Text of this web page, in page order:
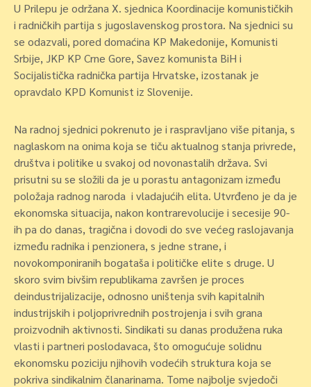
U Prilepu je održana X. sjednica Koordinacije komunističkih
i radničkih partija s jugoslavenskog prostora. Na sjednici su
se odazvali, pored domaćina KP Makedonije, Komunisti
Srbije, JKP KP Crne Gore, Savez komunista BiH i
Socijalistička radnička partija Hrvatske, izostanak je
opravdalo KPD Komunist iz Slovenije.
Na radnoj sjednici pokrenuto je i raspravljano više pitanja, s
naglaskom na onima koja se tiču aktualnog stanja privrede,
društva i politike u svakoj od novonastalih država. Svi
prisutni su se složili da je u porastu antagonizam između
položaja radnog naroda i vladajućih elita. Utvrđeno je da je
ekonomska situacija, nakon kontrarevolucije i secesije 90-
ih pa do danas, tragična i dovodi do sve većeg raslojavanja
između radnika i penzionera, s jedne strane, i
novokomponiranih bogataša i političke elite s druge. U
skoro svim bivšim republikama završen je proces
deindustrijalizacije, odnosno uništenja svih kapitalnih
industrijskih i poljoprivrednih postrojenja i svih grana
proizvodnih aktivnosti. Sindikati su danas produžena ruka
vlasti i partneri poslodavaca, što omogućuje solidnu
ekonomsku poziciju njihovih vodećih struktura koja se
pokriva sindikalnim članarinama. Tome najbolje svjedoči